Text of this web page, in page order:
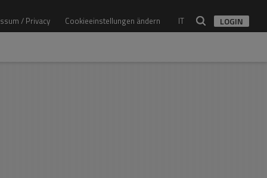
LOGIN
IT
Cookieeinstellungen ändern
/ Privacy
Architekt
Alle Architekten
Studio